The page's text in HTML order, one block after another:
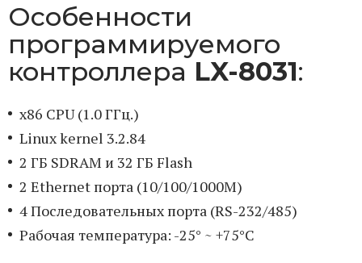
Особенности
программируемого
контроллера LX-8031:
x86 CPU (1.0 ГГц.)
Linux kernel 3.2.84
2 ГБ SDRAM и 32 ГБ Flash
2 Ethernet порта (10/100/1000M)
4 Последовательных порта (RS-232/485)
Рабочая температура: -25° ~ +75°C